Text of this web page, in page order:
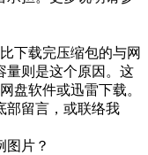
下载完压缩包的与网
量则是这个原因。这
盘软件或迅雷下载。
部留言，或联络我
图片？